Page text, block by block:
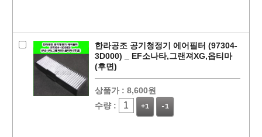
한라공조 공기청정기 에어필터 (97304-
3D000) _ EF소나타,그랜져XG,옵티마
(후면)
상품가 : 8,600원
수량 :
+1 -1